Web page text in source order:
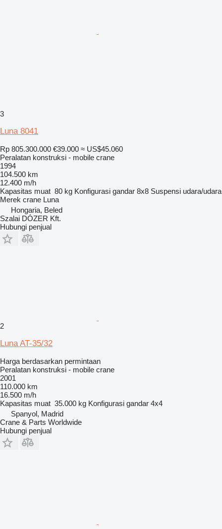
3
Luna 8041
Rp 805.300.000 €39.000 ≈ US$45.060
Peralatan konstruksi - mobile crane
1994
104.500 km
12.400 m/h
Kapasitas muat 80 kg Konfigurasi gandar 8x8 Suspensi udara/udara
Merek crane Luna
Hongaria, Beled
Szalai DÓZER Kft.
Hubungi penjual
2
Luna AT-35/32
Harga berdasarkan permintaan
Peralatan konstruksi - mobile crane
2001
110.000 km
16.500 m/h
Kapasitas muat 35.000 kg Konfigurasi gandar 4x4
Spanyol, Madrid
Crane & Parts Worldwide
Hubungi penjual